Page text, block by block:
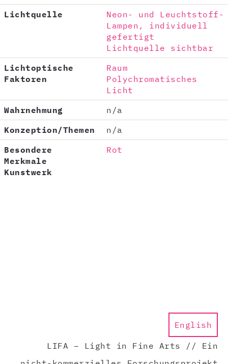
Lichtquelle
Neon- und Leuchtstoff-
Lampen, individuell
gefertigt
Lichtquelle sichtbar
Lichtoptische
Faktoren
Raum
Polychromatisches
Licht
Wahrnehmung
n/a
Konzeption/Themen
n/a
Besondere
Merkmale
Kunstwerk
Rot
English
LIFA – Light in Fine Arts // Ein